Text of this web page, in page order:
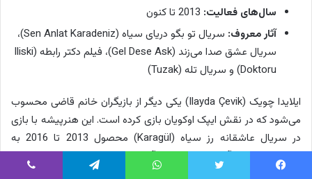
سال‌های فعالیت:
آثار معروف:
سریال تو بگو دریای سیاه (Sen Anlat Karadeniz)،
سریال عشق صدا می‌زند (Gel Dese Ask)، فیلم دکتر رابطه (Iliski
Doktoru) و سریال تله (Tuzak)
ایلایدا چویک (Ilayda Çevik) یکی دیگر از بازیگران خانم قاضی محسوب
می‌شود که در نقش ایپک اوکویان بازی کرده است. این هنرپیشه با بازی
در سریال عاشقانه رز سیاه (Karagül) محصول 2013 تا 2016 به
شهرت رسید و از آن زمان تا کنون در آثار متنوعی بازی کرده است.